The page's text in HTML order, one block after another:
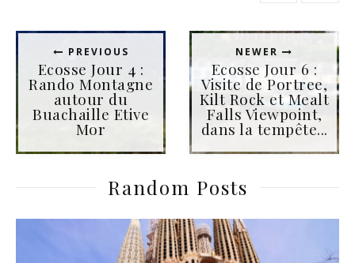
PREVIOUS
Ecosse Jour 4 :
Rando Montagne
autour du
Buachaille Etive
Mor
NEWER
Ecosse Jour 6 :
Visite de Portree,
Kilt Rock et Mealt
Falls Viewpoint,
dans la tempête...
Random Posts